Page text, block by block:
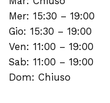
Mer: 15:30 – 19:00
Gio: 15:30 – 19:00
Ven: 11:00 – 19:00
Sab: 11:00 – 19:00
Dom: Chiuso